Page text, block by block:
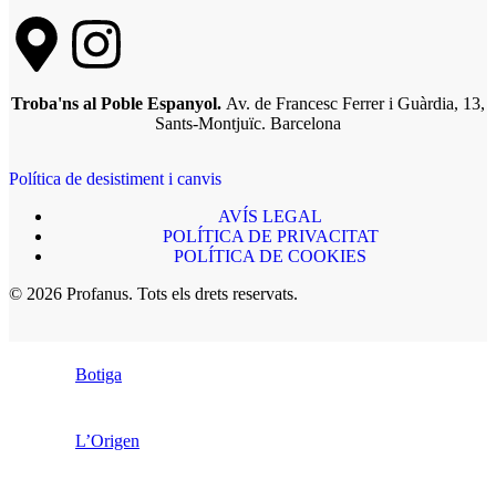
Troba'ns al Poble Espanyol. Av. de Francesc Ferrer i Guàrdia, 13,
Sants-Montjuïc. Barcelona
Política de desistiment i canvis
AVÍS LEGAL
POLÍTICA DE PRIVACITAT
POLÍTICA DE COOKIES
© 2026 Profanus. Tots els drets reservats.
Botiga
L’Origen